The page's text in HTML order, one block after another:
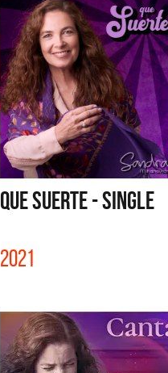
QUE SUERTE - SINGLE
2021